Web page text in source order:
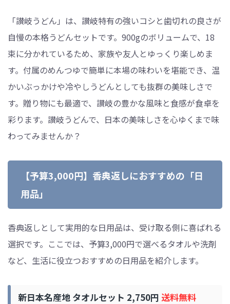
「讃岐うどん」は、讃岐特有の強いコシと歯切れの良さが
自慢の本格うどんセットです。900gのボリュームで、18
束に分かれているため、家族や友人とゆっくり楽しめま
す。付属のめんつゆで簡単に本場の味わいを堪能でき、温
かいぶっかけや冷やしうどんとしても抜群の美味しさで
す。贈り物にも最適で、讃岐の豊かな風味と食感が食卓を
彩ります。讃岐うどんで、日本の美味しさを心ゆくまで味
わってみませんか？
【予算3,000円】香典返しにおすすめの「日
用品」
香典返しとして実用的な日用品は、受け取る側に喜ばれる
選択です。ここでは、予算3,000円で選べるタオルや洗剤
など、生活に役立つおすすめの日用品を紹介します。
新日本名産地 タオルセット 2,750円 送料無料